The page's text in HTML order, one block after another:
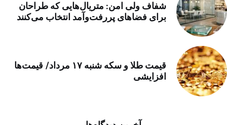
شفاف ولی امن: متریال‌هایی که طراحان
برای فضاهای پررفت‌وآمد انتخاب می‌کنند
قیمت طلا و سکه شنبه ۱۷ مرداد/ قیمت‌ها
افزایشی